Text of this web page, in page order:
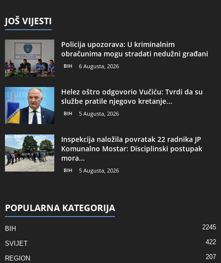
JOŠ VIJESTI
Policija upozorava: U kriminalnim
obračunima mogu stradati nedužni građani
BIH 6 Augusta, 2026
Helez oštro odgovorio Vučiću: Tvrdi da su
službe pratile njegovo kretanje...
BIH 5 Augusta, 2026
Inspekcija naložila povratak 22 radnika JP
Komunalno Mostar: Disciplinski postupak
mora...
BIH 5 Augusta, 2026
POPULARNA KATEGORIJA
BIH 2245
SVIJET 422
REGION 207